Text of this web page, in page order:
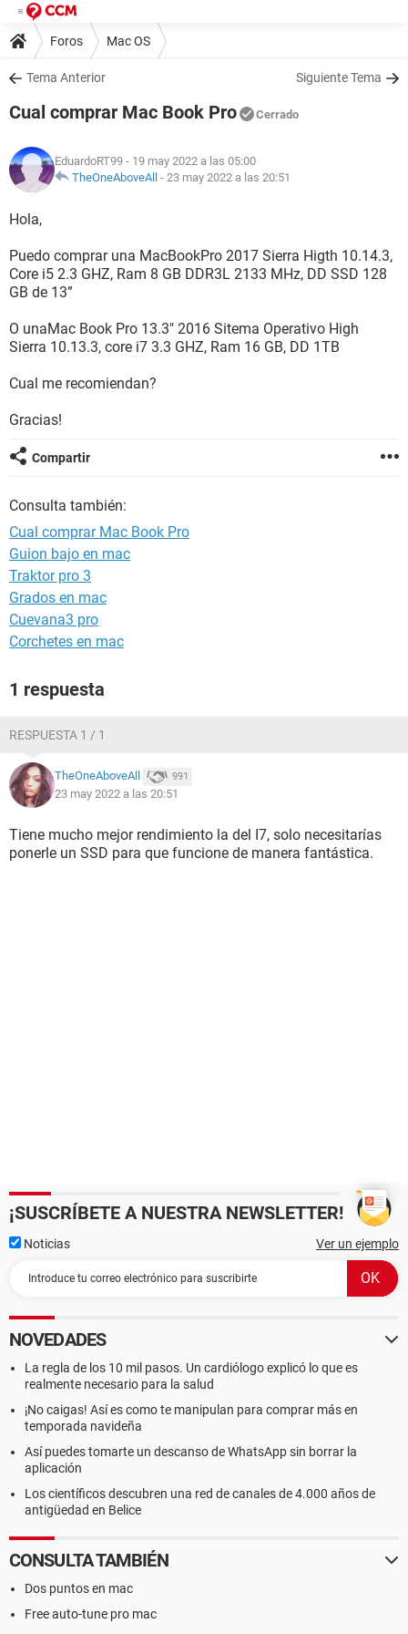
Foros Mac OS
Tema Anterior Siguiente Tema
Cual comprar Mac Book Pro Cerrado
EduardoRT99 - 19 may 2022 a las 05:00
TheOneAboveAll - 23 may 2022 a las 20:51
Hola,
Puedo comprar una MacBookPro 2017 Sierra Higth 10.14.3,
Core i5 2.3 GHZ, Ram 8 GB DDR3L 2133 MHz, DD SSD 128
GB de 13”
O unaMac Book Pro 13.3" 2016 Sitema Operativo High
Sierra 10.13.3, core i7 3.3 GHZ, Ram 16 GB, DD 1TB
Cual me recomiendan?
Gracias!
Compartir
Consulta también:
Cual comprar Mac Book Pro
Guion bajo en mac
Traktor pro 3
Grados en mac
Cuevana3 pro
Corchetes en mac
1 respuesta
RESPUESTA 1 / 1
TheOneAboveAll 991
23 may 2022 a las 20:51
Tiene mucho mejor rendimiento la del I7, solo necesitarías
ponerle un SSD para que funcione de manera fantástica.
¡SUSCRÍBETE A NUESTRA NEWSLETTER!
Noticias Ver un ejemplo
NOVEDADES
La regla de los 10 mil pasos. Un cardiólogo explicó lo que es
realmente necesario para la salud
¡No caigas! Así es como te manipulan para comprar más en
temporada navideña
Así puedes tomarte un descanso de WhatsApp sin borrar la
aplicación
Los científicos descubren una red de canales de 4.000 años de
antigüedad en Belice
CONSULTA TAMBIÉN
Dos puntos en mac
Free auto-tune pro mac